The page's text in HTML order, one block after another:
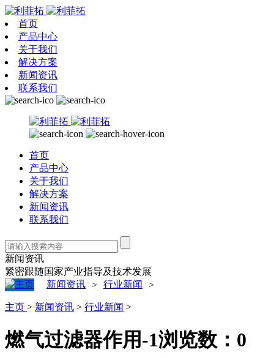
首页
产品中心
关于我们
解决方案
新闻资讯
联系我们
首页
产品中心
关于我们
解决方案
新闻资讯
联系我们
新闻资讯
紧密跟随国家产业指导及技术发展
新闻资讯 > 行业新闻 >
主页 > 新闻资讯 > 行业新闻 >
燃气过滤器作用-1浏览数： 0